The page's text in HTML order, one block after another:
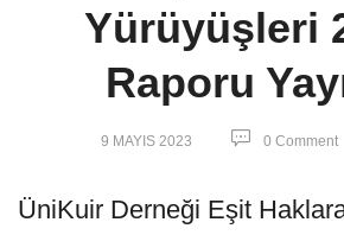
Yürüyüşleri
Raporu
9 MAYIS 2023 0 Comment
ÜniKuir Derneği Eşit